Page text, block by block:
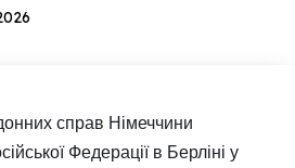
справ Німеччини
Федерації в Берліні у